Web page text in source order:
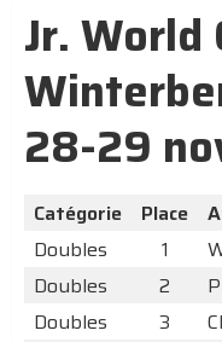
Jr. World
28-29
Catégorie Place
Doubles
1
Doubles
2
Doubles
3